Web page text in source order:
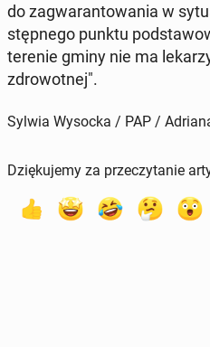
do za­gwa­ran­to­wa­nia w
stęp­ne­go punktu
terenie gminy nie ma
zdro­wot­nej".
Sylwia Wysocka / PAP /
Dziękujemy za przeczytanie